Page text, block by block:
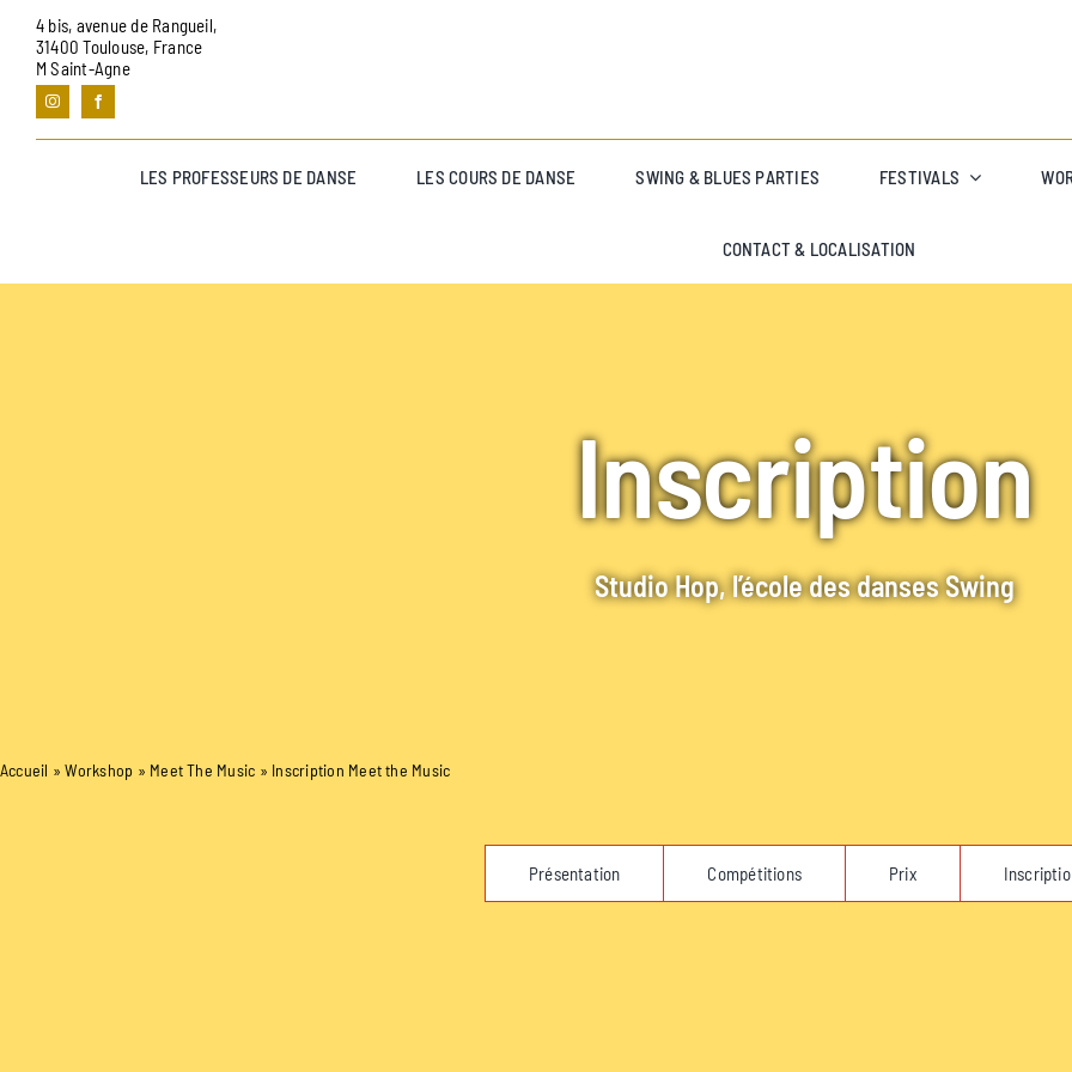
Passer
contenu
4 bis, avenue de Rangueil,
31400 Toulouse, France
M Saint-Agne
LES PROFESSEURS DE DANSE LES COURS DE DANSE SWING & BLUES PARTIES FESTIVALS
CONTACT & LOCALISATION
Inscription
Studio Hop, l’école des danses Swing
Accueil »Workshop » Meet The Music » Inscription Meet the Music
Présentation Compétitions Prix